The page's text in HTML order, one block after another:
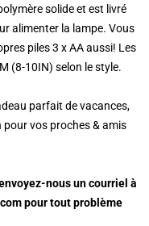
solide et est livré
alimenter la lampe. Vous
piles 3 x AA aussi! Les
(8-10IN) selon le style.
parfait de vacances,
vos proches & amis
nous un courriel à
pour tout problème